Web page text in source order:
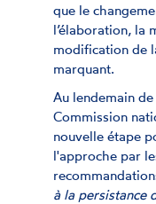
que le
l’élaboration, la
modification de
marquant.
Au lendemain
Commission
nouvelle étape
l'approche par
à la persistance